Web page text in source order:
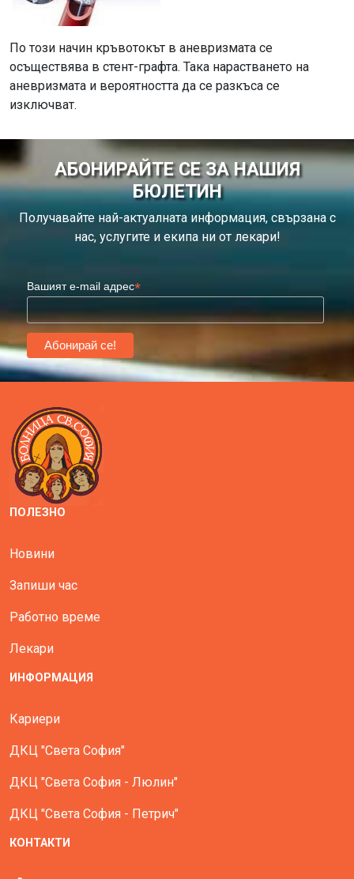
По този начин кръвотокът в аневризмата се
осъществява в стент-графта. Така нарастването на
аневризмата и вероятността да се разкъса се
изключват.
АБОНИРАЙТЕ СЕ ЗА НАШИЯ
БЮЛЕТИН
Получавайте най-актуалната информация, свързана с
нас, услугите и екипа ни от лекари!
Вашият e-mail адрес*
ПОЛЕЗНО
Новини
Запиши час
Работно време
Лекари
ИНФОРМАЦИЯ
Кариери
ДКЦ "Света София"
ДКЦ "Света София - Люлин"
ДКЦ "Света София - Петрич"
КОНТАКТИ